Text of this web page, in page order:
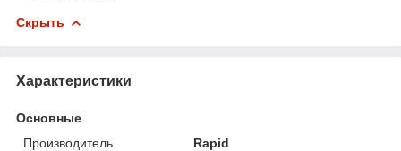
Скрыть
Характеристики
Основные
Производитель
Rapid